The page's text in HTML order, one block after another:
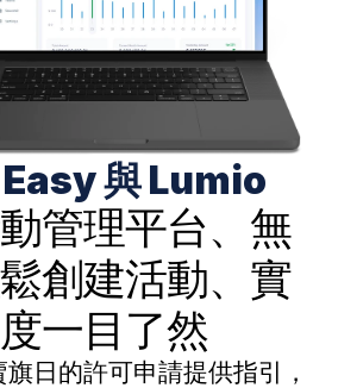
與 Lumio
管理平台、無
創建活動、實
一目了然
日的許可申請提供指引，